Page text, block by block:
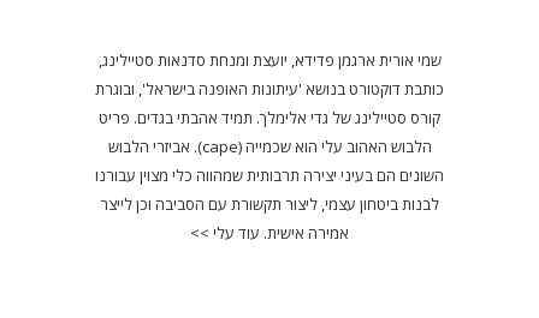
שמי אורית ארגמן פדידא, יועצת ומנחת סדנאות סטיילינג,
כותבת דוקטורט בנושא 'עיתונות האופנה בישראל', ובוגרת
קורס סטיילינג של גדי אלימלך. תמיד אהבתי בגדים. פריט
הלבוש האהוב עלי הוא שכמייה (cape). אביזרי הלבוש
השונים הם בעיני יצירה תרבותית שמהווה כלי מצוין עבורנו
לבנות ביטחון עצמי, ליצור תקשורת עם הסביבה וכן לייצר
אמירה אישית. עוד עלי >>